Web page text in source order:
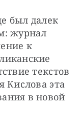
был далек
журнал
к
текстов
Кислова эта
в новой